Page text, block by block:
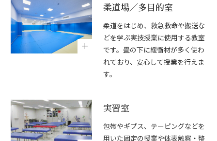
柔道場／多目的室
柔道をはじめ、救急救命や搬送な
どを学ぶ実技授業に使用する教室
です。畳の下に緩衝材が多く使わ
れており、安心して授業を行えま
す。
実習室
包帯やギプス、テーピングなどを
用いた固定の授業や体表触察・整